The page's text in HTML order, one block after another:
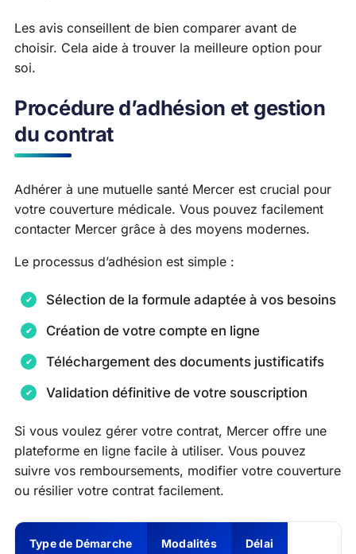
Les avis conseillent de bien comparer avant de
choisir. Cela aide à trouver la meilleure option pour
soi.
Procédure d’adhésion et gestion
du contrat
Adhérer à une mutuelle santé Mercer est crucial pour
votre couverture médicale. Vous pouvez facilement
contacter Mercer grâce à des moyens modernes.
Le processus d’adhésion est simple :
Sélection de la formule adaptée à vos besoins
Création de votre compte en ligne
Téléchargement des documents justificatifs
Validation définitive de votre souscription
Si vous voulez gérer votre contrat, Mercer offre une
plateforme en ligne facile à utiliser. Vous pouvez
suivre vos remboursements, modifier votre couverture
ou résilier votre contrat facilement.
Type de Démarche Modalités Délai